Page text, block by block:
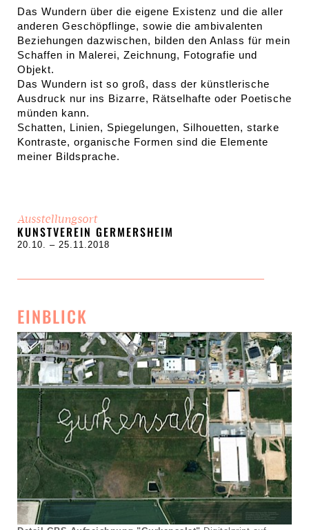
Das Wundern über die eigene Existenz und die aller
anderen Geschöpflinge, sowie die ambivalenten
Beziehungen dazwischen, bilden den Anlass für mein
Schaffen in Malerei, Zeichnung, Fotografie und
Objekt.
Das Wundern ist so groß, dass der künstlerische
Ausdruck nur ins Bizarre, Rätselhafte oder Poetische
münden kann.
Schatten, Linien, Spiegelungen, Silhouetten, starke
Kontraste, organische Formen sind die Elemente
meiner Bildsprache.
Ausstellungsort
KUNSTVEREIN GERMERSHEIM
20.10. – 25.11.2018
EINBLICK